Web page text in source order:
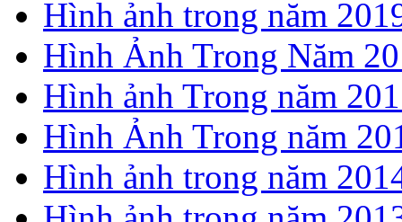
Hình ảnh trong năm
Hình Ảnh Trong Năm
Hình ảnh Trong năm
Hình Ảnh Trong năm
Hình ảnh trong năm